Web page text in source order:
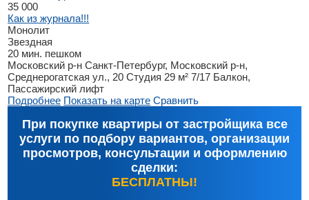
35 000
Как из журнала!!!
Монолит
Звездная
20 мин. пешком
Московский р-н Санкт-Петербург, Московский р-н,
Среднерогатская ул., 20 Студия 29 м² 7/17 Балкон,
Пассажирский лифт
Подробнее Показать на карте Сравнить
При покупке квартиры от застройщика все
услуги по подбору вариантов, организации
просмотров, консультации и оформлению
сделки:
БЕСПЛАТНЫ!